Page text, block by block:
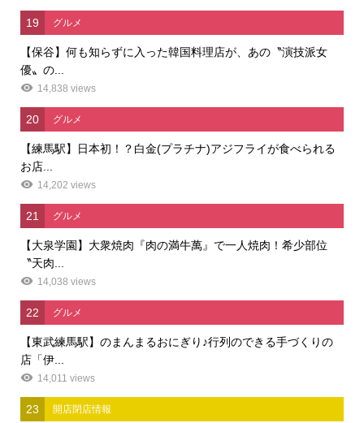
19 グルメ
【保谷】何も知らずに入った韓国料理店が、あの〝演技派女
優〟の...
14,838 views
20 グルメ
【練馬駅】日本初！？白金(プラチナ)アジフライが食べられる
お店...
14,202 views
21 グルメ
【大泉学園】大衆焼肉『肉の満牛萬』で一人焼肉！希少部位
〝天肉...
14,038 views
22 グルメ
【東武練馬駅】のまんまるおにぎり♪行列のできる手づくりの
店「伊...
14,011 views
23 開店閉店情報